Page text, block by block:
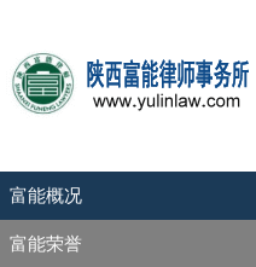
富能概况
富能荣誉